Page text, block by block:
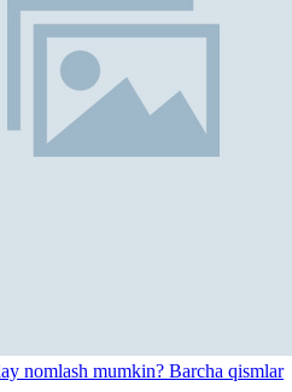
nomlash mumkin? Barcha qismlar